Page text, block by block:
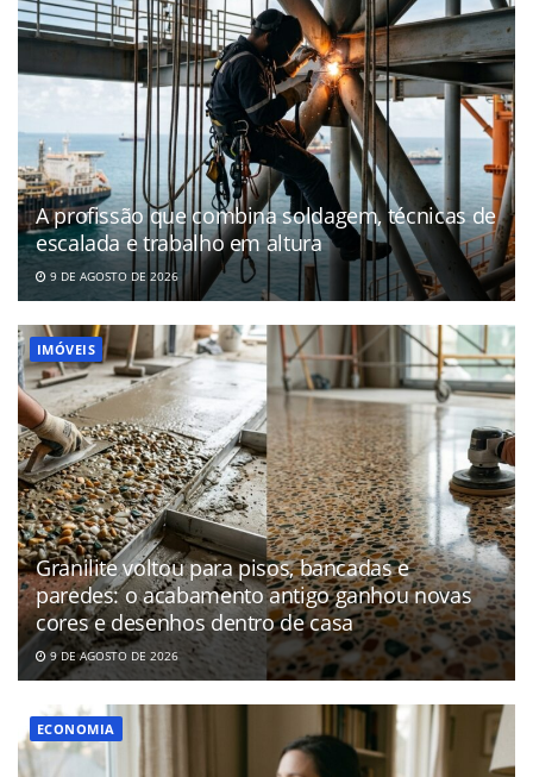
A profissão que combina soldagem, técnicas de
escalada e trabalho em altura
9 DE AGOSTO DE 2026
IMÓVEIS
Granilite voltou para pisos, bancadas e
paredes: o acabamento antigo ganhou novas
cores e desenhos dentro de casa
9 DE AGOSTO DE 2026
ECONOMIA